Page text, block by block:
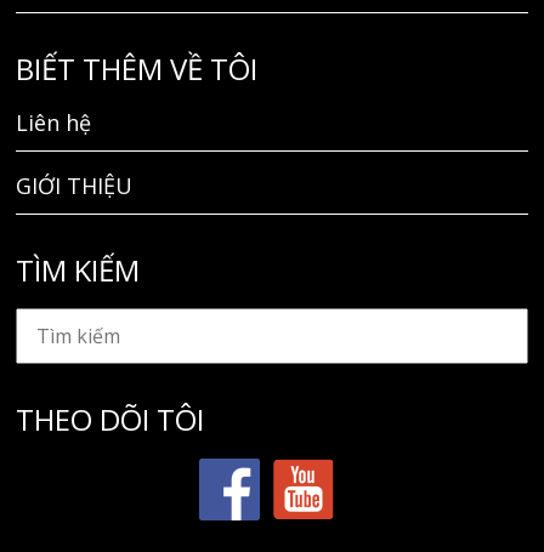
BIẾT THÊM VỀ TÔI
Liên hệ
GIỚI THIỆU
TÌM KIẾM
THEO DÕI TÔI